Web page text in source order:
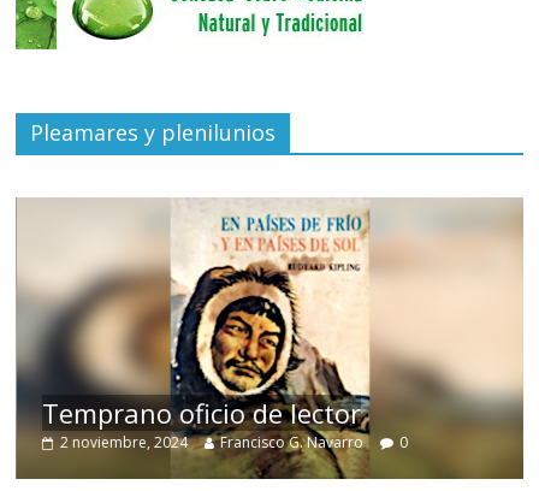
Pleamares y plenilunios
Temprano oficio de lector
2 noviembre, 2024 Francisco G. Navarro 0